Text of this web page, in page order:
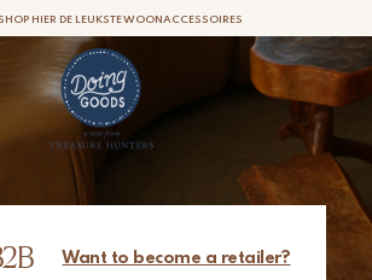
HIER DE LEUKSTE WOONACCESSOIRES
PRODUCTEN ZIJN VOLLEDIG MET DE HAND GEMAAKT
SHOP HIER DE LEUKSTE WOONACCESSOIRES
Want to become a retailer?